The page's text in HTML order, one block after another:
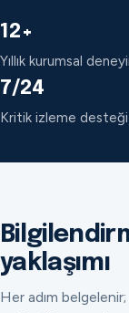
12+
Yıllık kurumsal
7/24
Kritik izleme desteği
yaklaşımı
Her adım